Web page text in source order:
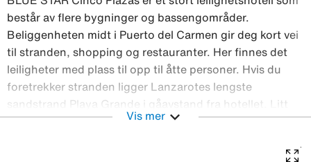
består av flere bygninger og bassengområder.
Beliggenheten midt i Puerto del Carmen gir deg kort vei
til stranden, shopping og restauranter. Her finnes det
leiligheter med plass til opp til åtte personer. Hvis du
foretrekker stranden ligger Lanzarotes lengste
sandstrand Playa Grande i gåavstand fra hotellet. Litt
lengre, men fortsatt innen gåavstand, er det til den
Cinco Plazas finner du: To basseng og hovedbassenget
Vis mer expand_more